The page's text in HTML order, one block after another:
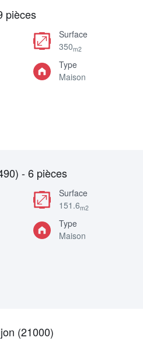
pièces
Surface
350m2
Type
Maison
- 6 pièces
Surface
151.6m2
Type
Maison
(21000)